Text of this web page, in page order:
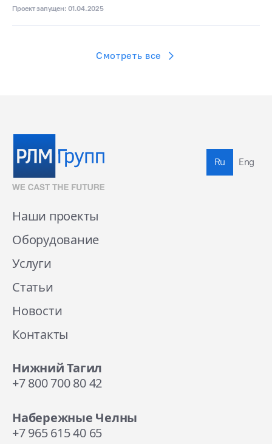
Проект запущен: 01.04.2025
Смотреть все
Ru Eng
Наши проекты
Оборудование
Услуги
Статьи
Новости
Контакты
Нижний Тагил
+7 800 700 80 42
Набережные Челны
+7 965 615 40 65